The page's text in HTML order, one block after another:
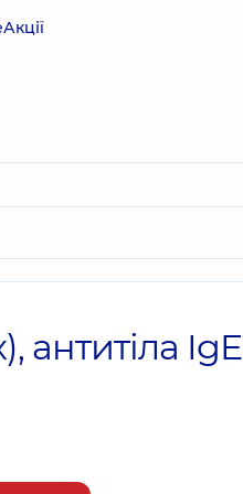
Акції
антитіла IgE